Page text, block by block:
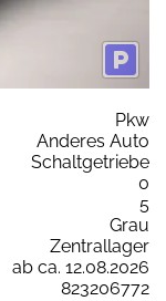
Pkw
Anderes Auto
Schaltgetriebe
0
5
Grau
Zentrallager
ab ca. 12.08.2026
823206772